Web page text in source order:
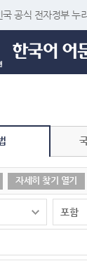
공식 전자정부 누
자세히 찾기 열기